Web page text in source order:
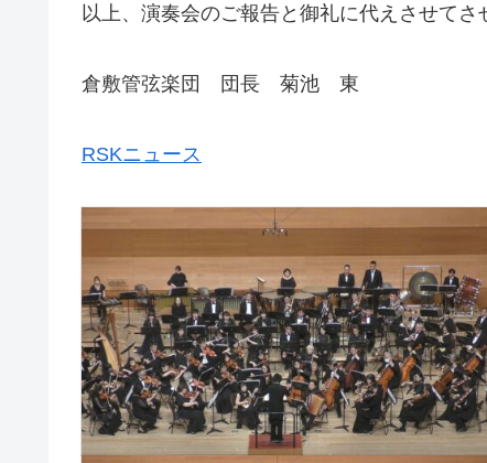
以上、演奏会のご報告と御礼に代えさせて
倉敷管弦楽団 団長 菊池 東
RSKニュース